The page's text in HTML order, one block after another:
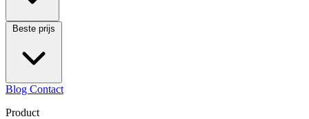
Beste prijs
Blog Contact
Product